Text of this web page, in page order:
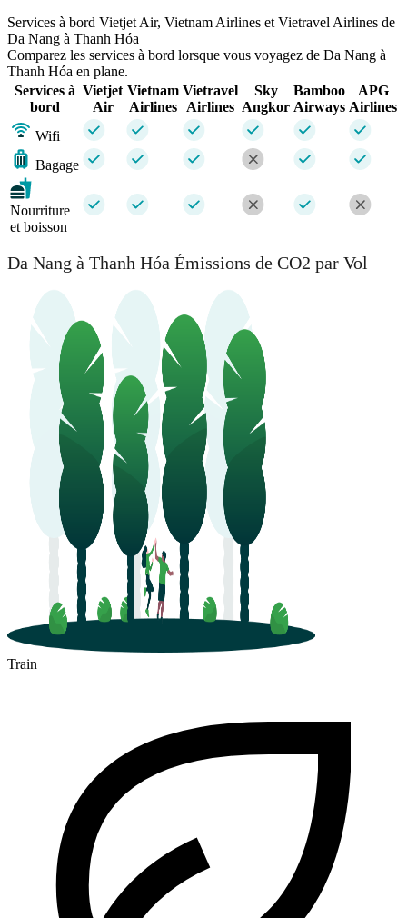
Services à bord Vietjet Air, Vietnam Airlines et Vietravel Airlines de
Da Nang à Thanh Hóa
Comparez les services à bord lorsque vous voyagez de Da Nang à
Thanh Hóa en plane.
Services à
bord
Vietjet
Air
Vietnam
Airlines
Vietravel
Airlines
Sky
Angkor
Bamboo
Airways
APG
Airlines
Wifi
Bagage
Nourriture
et boisson
Da Nang à Thanh Hóa Émissions de CO2 par Vol
Train